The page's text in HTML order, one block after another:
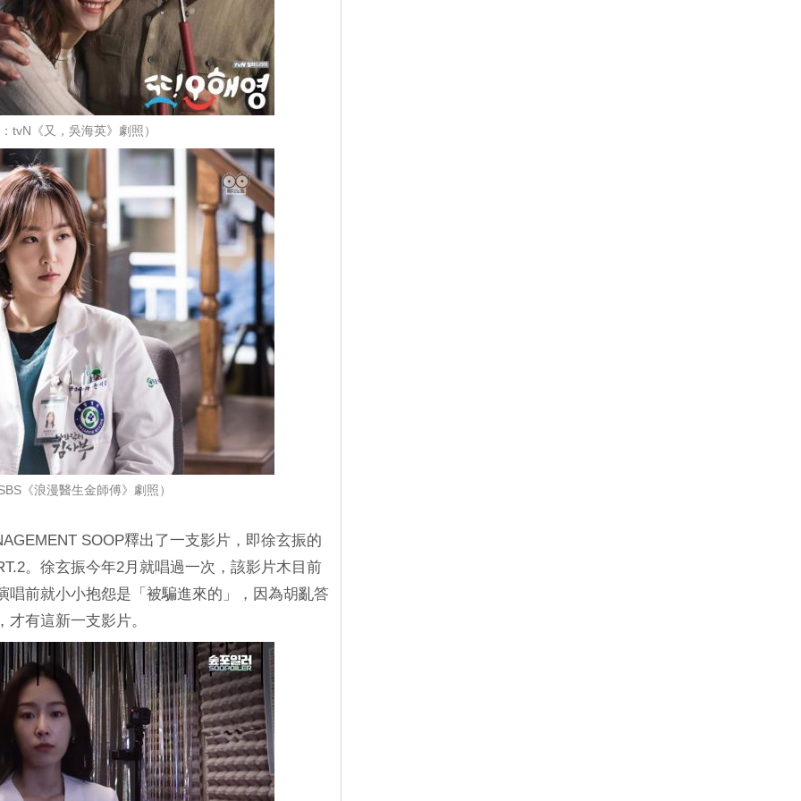
tvN《又，吳海英》劇照）
《浪漫醫生金師傅》劇照）
SOOP釋出了一支影片，即徐玄振的
。徐玄振今年2月就唱過一次，該影片木目前
唱前就小小抱怨是「被騙進來的」，因為胡亂答
有這新一支影片。